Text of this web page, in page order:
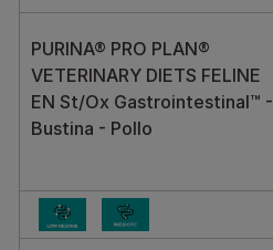
PURINA® PRO PLAN®
VETERINARY DIETS FELINE
EN St/Ox Gastrointestinal™ -
Bustina - Pollo